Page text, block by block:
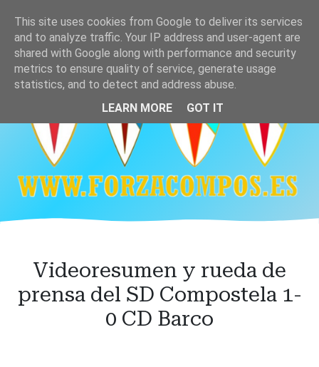
contenido
principal
Videoresumen y rueda de
prensa del SD Compostela 1-
0 CD Barco
This site uses cookies from Google to deliver its services
and to analyze traffic. Your IP address and user-agent are
shared with Google along with performance and security
metrics to ensure quality of service, generate usage
statistics, and to detect and address abuse.
LEARN MORE
GOT IT